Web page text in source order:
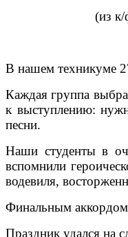
(из к/ф
В нашем техникуме
Каждая группа
к выступлению:
песни.
Наши студенты в
вспомнили
водевиля,
Финальным аккордом
Праздник удался на